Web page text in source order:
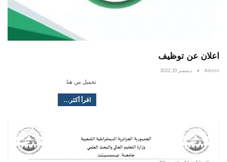
اعلان عن توظيف
Admin ديسمبر 19, 2022
تحميل من هنا
اقرأ أكثر...